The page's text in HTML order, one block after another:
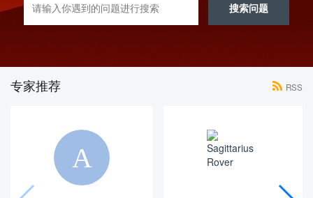
搜索问题
专家推荐 RSS